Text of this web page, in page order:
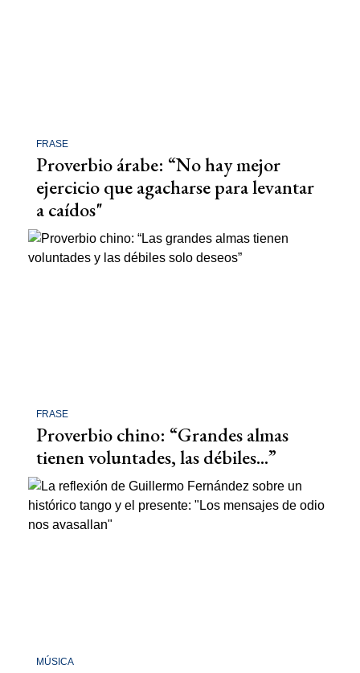
FRASE
Proverbio árabe: “No hay mejor
ejercicio que agacharse para levantar
a caídos"
FRASE
Proverbio chino: “Grandes almas
tienen voluntades, las débiles...”
MÚSICA